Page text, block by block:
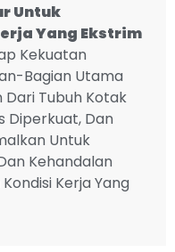
Untuk
Yang Ekstrim
Kekuatan
Bagian Utama
Dari Tubuh Kotak
Diperkuat, Dan
Untuk
Kehandalan
Kerja Yang